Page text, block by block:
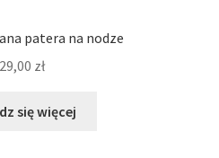
patera na nodze
zł
się więcej